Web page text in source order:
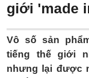
giới 'made
Vô số sản
tiếng thế giới
nhưng lại được